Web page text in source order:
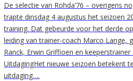
De selectie van Rohda’76 – overigens
trapte dinsdag 4 augustus het seizoen
training. Dat gebeurde voor het derde
leiding van trainer-coach Marco Lange,
Ranck, Erwin Griffioen en
UitdagingHet nieuwe seizoen betekent
uitdaging….